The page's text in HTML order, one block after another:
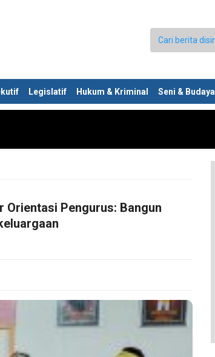
Legislatif Hukum & Kriminal Seni & Budaya
Orientasi Pengurus: Bangun